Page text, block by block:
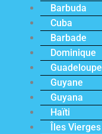
Barbuda
Cuba
Barbade
Dominique
Guadeloupe
Guyane
Guyana
Haïti
Îles Vierges